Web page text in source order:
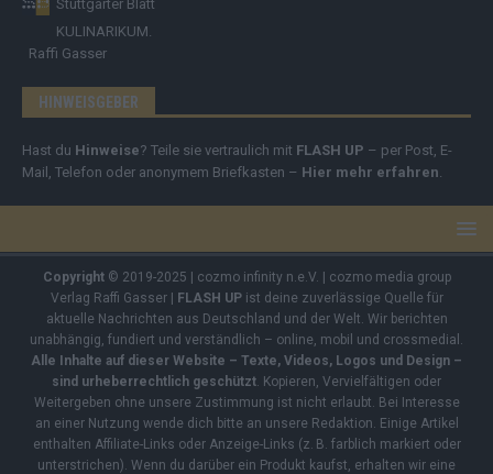
Stuttgarter Blatt
KULINARIKUM.
Raffi Gasser
HINWEISGEBER
Hast du Hinweise? Teile sie vertraulich mit FLASH UP – per Post, E-
Mail, Telefon oder anonymem Briefkasten – Hier mehr erfahren
Copyright© 2019-2025 | cozmo infinity n.e.V. | cozmo media group
Verlag Raffi Gasser |
FLASH UPist deine zuverlässige Quelle für
aktuelle Nachrichten aus Deutschland und der Welt. Wir berichten
unabhängig, fundiert und verständlich – online, mobil und crossmedial.
Alle Inhalte auf dieser Website – Texte, Videos, Logos und Design –
sind urheberrechtlich geschützt. Kopieren, Vervielfältigen oder
Weitergeben ohne unsere Zustimmung ist nicht erlaubt. Bei Interesse
an einer Nutzung wende dich bitte an unsere Redaktion. Einige Artikel
enthalten Affiliate-Links oder Anzeige-Links (z. B. farblich markiert oder
unterstrichen). Wenn du darüber ein Produkt kaufst, erhalten wir eine